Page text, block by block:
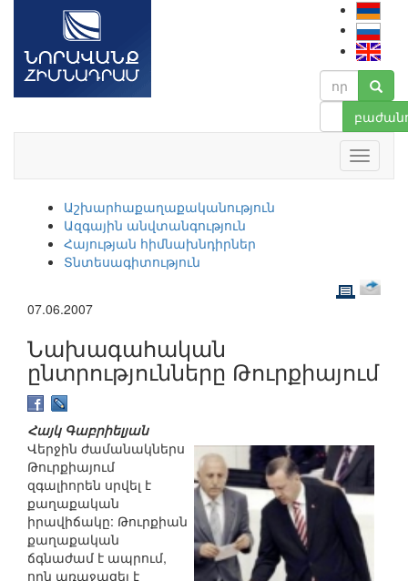
Աշխարհաքաղաքականություն
Ազգային անվտանգություն
Հայության հիմնախնդիրներ
Տնտեսագիտություն
07.06.2007
Նախագահական
ընտրությունները Թուրքիայում
Հայկ Գաբրիելյան
Վերջին ժամանակներս
Թուրքիայում
զգալիորեն սրվել է
քաղաքական
իրավիճակը: Թուրքիան
քաղաքական
ճգնաժամ է ապրում,
որն առաջացել է